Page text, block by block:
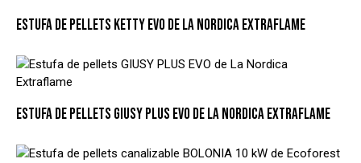
ESTUFA DE PELLETS KETTY EVO DE LA NORDICA EXTRAFLAME
ESTUFA DE PELLETS GIUSY PLUS EVO DE LA NORDICA EXTRAFLAME